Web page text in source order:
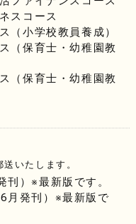
スコース
（小学校教員養成）
（保育士・幼稚園教
（保育士・幼稚園教
いたします。
）※最新版です。
発刊）※最新版で